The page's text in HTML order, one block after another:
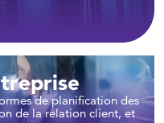
de planification des
de la relation client, et